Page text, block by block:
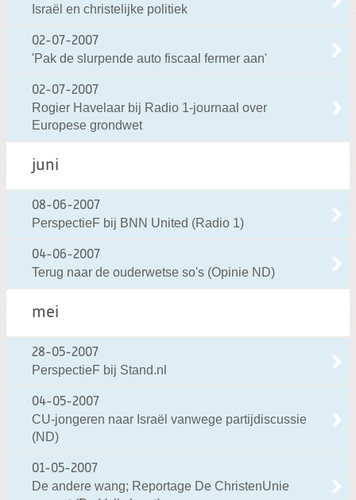
Israël en christelijke politiek
02-07-2007
'Pak de slurpende auto fiscaal fermer aan'
02-07-2007
Rogier Havelaar bij Radio 1-journaal over
Europese grondwet
juni
08-06-2007
PerspectieF bij BNN United (Radio 1)
04-06-2007
Terug naar de ouderwetse so's (Opinie ND)
mei
28-05-2007
PerspectieF bij Stand.nl
04-05-2007
CU-jongeren naar Israël vanwege partijdiscussie
(ND)
01-05-2007
De andere wang; Reportage De ChristenUnie